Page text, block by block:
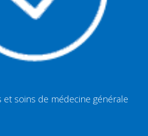
et soins de médecine générale